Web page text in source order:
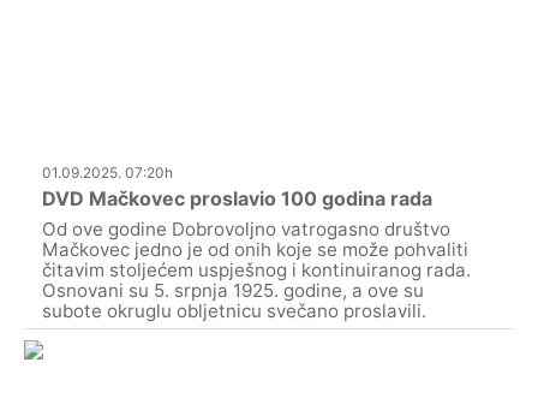
01.09.2025. 07:20h
DVD Mačkovec proslavio 100 godina rada
Od ove godine Dobrovoljno vatrogasno društvo
Mačkovec jedno je od onih koje se može pohvaliti
čitavim stoljećem uspješnog i kontinuiranog rada.
Osnovani su 5. srpnja 1925. godine, a ove su
subote okruglu obljetnicu svečano proslavili.